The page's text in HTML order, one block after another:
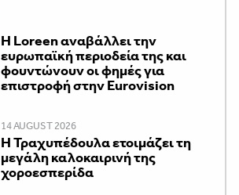
Η Loreen αναβάλλει την
ευρωπαϊκή περιοδεία της και
φουντώνουν οι φημές για
επιστροφή στην Eurovision
14 AUGUST 2026
Η Τραχυπέδουλα ετοιμάζει τη
μεγάλη καλοκαιρινή της
χοροεσπερίδα